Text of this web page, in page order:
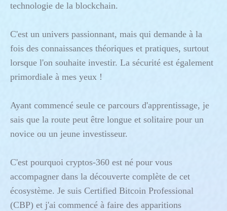
technologie de la blockchain.
C'est un univers passionnant, mais qui demande à la
fois des connaissances théoriques et pratiques, surtout
lorsque l'on souhaite investir. La sécurité est également
primordiale à mes yeux !
Ayant commencé seule ce parcours d'apprentissage, je
sais que la route peut être longue et solitaire pour un
novice ou un jeune investisseur.
C'est pourquoi cryptos-360 est né pour vous
accompagner dans la découverte complète de cet
écosystème. Je suis Certified Bitcoin Professional
(CBP) et j'ai commencé à faire des apparitions